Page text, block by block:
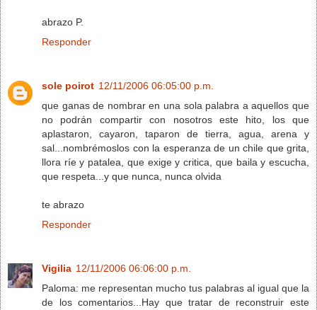
abrazo P.
Responder
sole poirot 12/11/2006 06:05:00 p.m.
que ganas de nombrar en una sola palabra a aquellos que
no podrán compartir con nosotros este hito, los que
aplastaron, cayaron, taparon de tierra, agua, arena y
sal...nombrémoslos con la esperanza de un chile que grita,
llora ríe y patalea, que exige y critica, que baila y escucha,
que respeta...y que nunca, nunca olvida
te abrazo
Responder
Vigilia 12/11/2006 06:06:00 p.m.
Paloma: me representan mucho tus palabras al igual que la
de los comentarios...Hay que tratar de reconstruir este